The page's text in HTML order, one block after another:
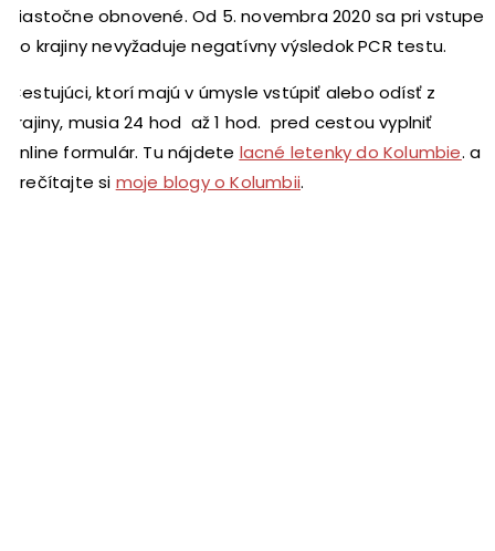
čiastočne obnovené. Od 5. novembra 2020 sa pri vstupe
do krajiny nevyžaduje negatívny výsledok PCR testu.
Cestujúci, ktorí majú v úmysle vstúpiť alebo odísť z
krajiny, musia 24 hod až 1 hod. pred cestou vyplniť
online formulár. Tu nájdete lacné letenky do Kolumbie. a
prečítajte si moje blogy o Kolumbii.